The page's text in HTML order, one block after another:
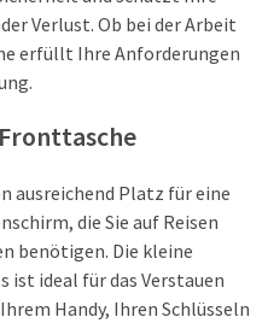
Verlust. Ob bei der Arbeit
erfüllt Ihre Anforderungen
ausreichend Platz für eine
die Sie auf Reisen
benötigen. Die kleine
ist ideal für das Verstauen
Handy, Ihren Schlüsseln